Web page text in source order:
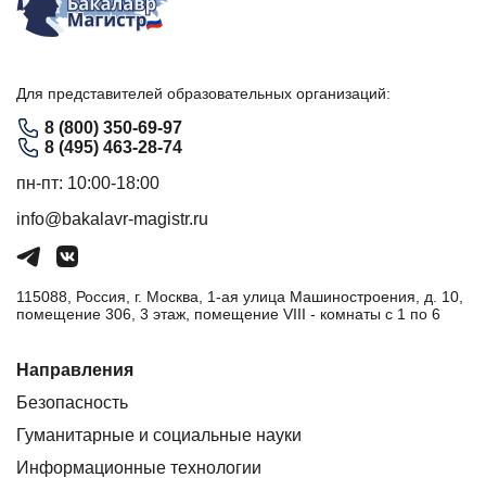
Для представителей образовательных организаций:
8 (800) 350-69-97
8 (495) 463-28-74
пн-пт: 10:00-18:00
info@bakalavr-magistr.ru
115088, Россия, г. Москва, 1-ая улица Машиностроения, д. 10,
помещение 306, 3 этаж, помещение VIII - комнаты с 1 по 6
Направления
Безопасность
Гуманитарные и социальные науки
Информационные технологии